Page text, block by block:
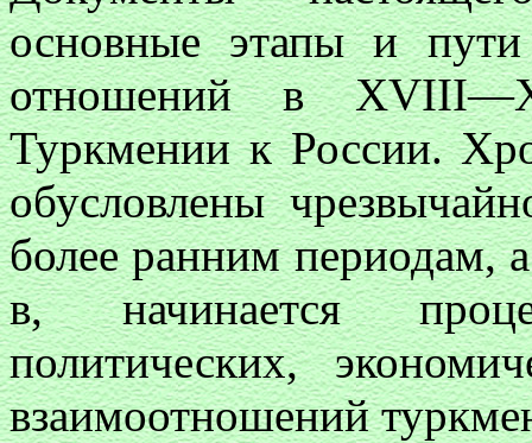
основные этапы и пути
отношений в
Туркмении к России.
обусловлены
более ранним периодам,
в, начинается
политических,
взаимоотношений